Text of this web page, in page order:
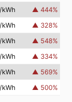
/kWh ▲ 444%
/kWh ▲ 328%
/kWh ▲ 548%
/kWh ▲ 334%
/kWh ▲ 569%
/kWh ▲ 500%